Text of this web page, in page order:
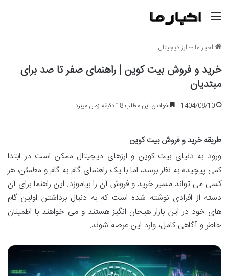
اخبار ما~ ارز دیجیتال
خرید و فروش بیت کوین | راهنمای صفر تا صد برای
مبتدیان
1404/08/10 خواندن این مطلب 18 دقیقه زمان میبرد
طریقه خرید و فروش بیت کوین
ورود به دنیای بیت کوین و ارزهای دیجیتال ممکن است در ابتدا
کمی پیچیده به نظر برسد، اما با یک راهنمای گام به گام و مطمئن، هر
کسی می تواند مسیر خرید و فروش آن را بیاموزد. این راهنما برای آن
دسته از افرادی نوشته شده است که به دنبال برداشتن اولین گام
های خود در این بازار هیجان انگیز هستند و می خواهند با اطمینان
خاطر و آگاهی کامل، وارد این عرصه شوند.